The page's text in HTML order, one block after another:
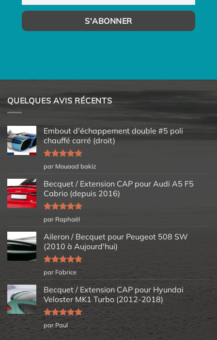
QUELQUES AVIS RÉCENTS
Embout d'échappement double #5 poli
chauffé carré (droit)
Note5sur
5
par Mouaad bakiz
Becquet / Extension CAP pour Audi A5 F5
Cabrio (depuis 2016)
Note5sur
5
par Raphaël
Aileron / Becquet pour Peugeot 508 SW
(2010 à Aujourd'hui)
Note5sur
5
par Fabrice
Becquet / Extension CAP pour Hyundai
Veloster MK1 Turbo (2012-2018)
Note5sur
5
par Paul